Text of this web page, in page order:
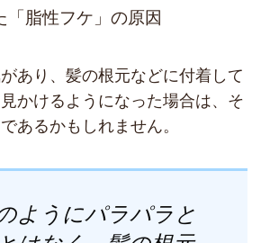
脂性フケ」の原因
あり、髪の根元などに付着して
かけるようになった場合は、そ
あるかもしれません。
ようにパラパラと